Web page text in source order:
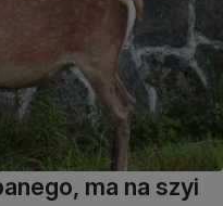
ma na szyi